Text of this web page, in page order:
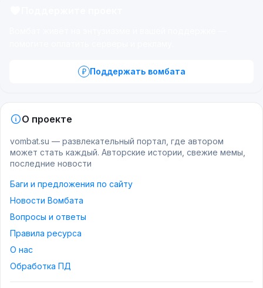
Поддержать вомбата
О проекте
vombat.su — развлекательный портал, где автором
может стать каждый. Авторские истории, свежие мемы,
последние новости
Баги и предложения по сайту
Новости Вомбата
Вопросы и ответы
Правила ресурса
О нас
Обработка ПД